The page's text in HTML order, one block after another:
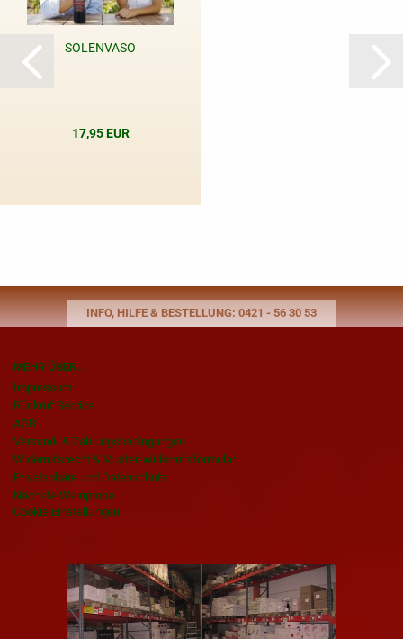
SOLENVASO
17,95 EUR
INFO, HILFE & BESTELLUNG: 0421 - 56 30 53
MEHR ÜBER...
Impressum
Rückruf Service
AGB
Versand- & Zahlungsbedingungen
Widerrufsrecht & Muster-Widerrufsformular
Privatsphäre und Datenschutz
Nächste Weinprobe
Cookie Einstellungen